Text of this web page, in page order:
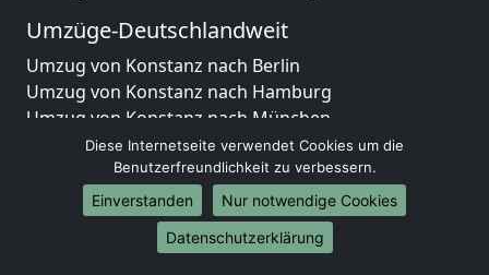
Umzüge-Deutschlandweit
Umzug von Konstanz nach Berlin
Umzug von Konstanz nach Hamburg
Umzug von Konstanz nach München
Umzug von Konstanz nach Köln
Umzug von Konstanz nach Frankfurt am Main
Umzug von Konstanz nach Stuttgart
Umzug von Konstanz nach Düsseldorf
Umzug von Konstanz nach Leipzig
Diese Internetseite verwendet Cookies um die
Benutzerfreundlichkeit zu verbessern.
Einverstanden
Nur notwendige Cookies
Datenschutzerklärung